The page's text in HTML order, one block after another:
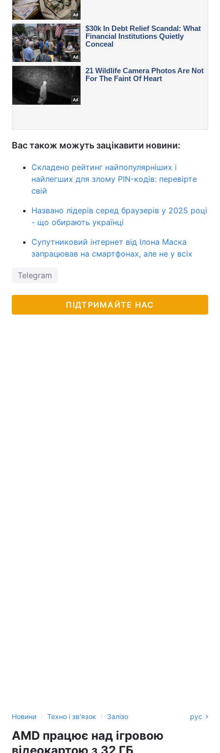
Вас також можуть зацікавити новини:
Складено рейтинг найпопулярніших і
найлегших для злому PIN-кодів: перевірте
свій
Названо лідерів серед браузерів у 2025 році
- що обирають українці
Супутниковий інтернет від Ілона Маска
запрацював на смартфонах, але не у всіх
Telegram
ПІДТРИМАЙТЕ НАС
Новини › Техно і зв'язок › Залізо рус
AMD працює над ігровою
відеокартою з 32 ГБ